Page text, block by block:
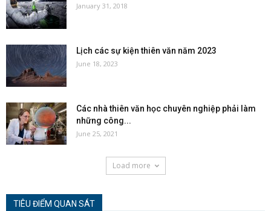
January 31, 2018
Lịch các sự kiện thiên văn năm 2023
June 18, 2023
Các nhà thiên văn học chuyên nghiệp phải làm
những công...
June 25, 2021
Load more
TIÊU ĐIỂM QUAN SÁT